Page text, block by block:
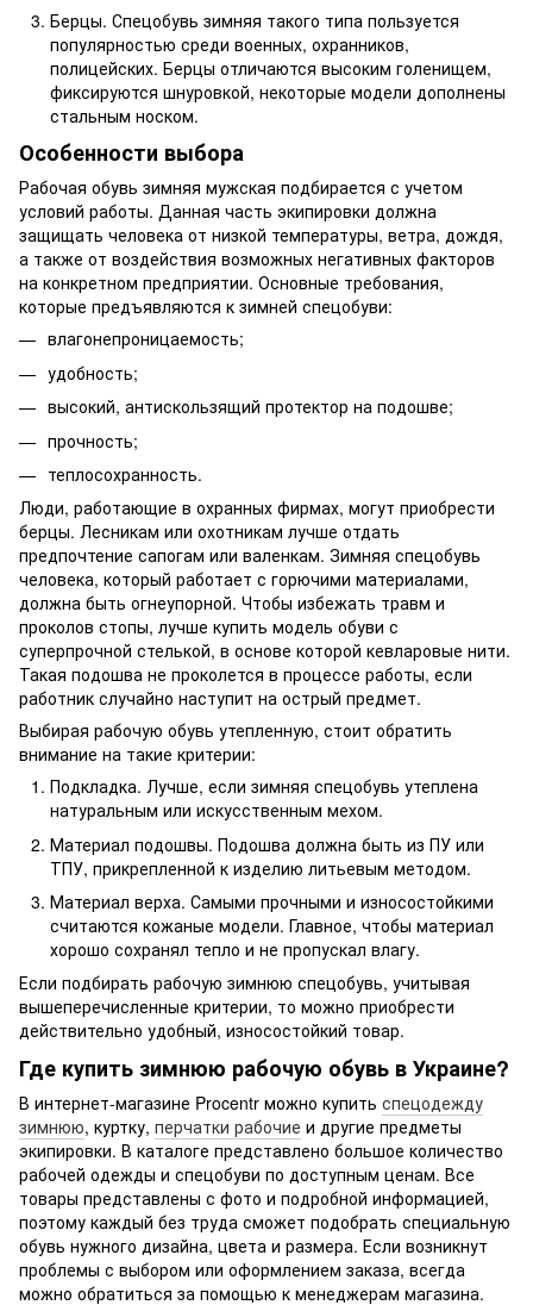
Берцы. Спецобувь зимняя такого типа пользуется
популярностью среди военных, охранников,
полицейских. Берцы отличаются высоким голенищем,
фиксируются шнуровкой, некоторые модели дополнены
стальным носком.
Особенности выбора
Рабочая обувь зимняя мужская подбирается с учетом
условий работы. Данная часть экипировки должна
защищать человека от низкой температуры, ветра, дождя,
а также от воздействия возможных негативных факторов
на конкретном предприятии. Основные требования,
которые предъявляются к зимней спецобуви:
влагонепроницаемость;
удобность;
высокий, антискользящий протектор на подошве;
прочность;
теплосохранность.
Люди, работающие в охранных фирмах, могут приобрести
берцы. Лесникам или охотникам лучше отдать
предпочтение сапогам или валенкам. Зимняя спецобувь
человека, который работает с горючими материалами,
должна быть огнеупорной. Чтобы избежать травм и
проколов стопы, лучше купить модель обуви с
суперпрочной стелькой, в основе которой кевларовые нити.
Такая подошва не проколется в процессе работы, если
работник случайно наступит на острый предмет.
Выбирая рабочую обувь утепленную, стоит обратить
внимание на такие критерии:
Подкладка. Лучше, если зимняя спецобувь утеплена
натуральным или искусственным мехом.
Материал подошвы. Подошва должна быть из ПУ или
ТПУ, прикрепленной к изделию литьевым методом.
Материал верха. Самыми прочными и износостойкими
считаются кожаные модели. Главное, чтобы материал
хорошо сохранял тепло и не пропускал влагу.
Если подбирать рабочую зимнюю спецобувь, учитывая
вышеперечисленные критерии, то можно приобрести
действительно удобный, износостойкий товар.
Где купить зимнюю рабочую обувь в Украине?
В интернет-магазине Procentr можно купить спецодежду
зимнюю, куртку, перчатки рабочие и другие предметы
экипировки. В каталоге представлено большое количество
рабочей одежды и спецобуви по доступным ценам. Все
товары представлены с фото и подробной информацией,
поэтому каждый без труда сможет подобрать специальную
обувь нужного дизайна, цвета и размера. Если возникнут
проблемы с выбором или оформлением заказа, всегда
можно обратиться за помощью к менеджерам магазина.